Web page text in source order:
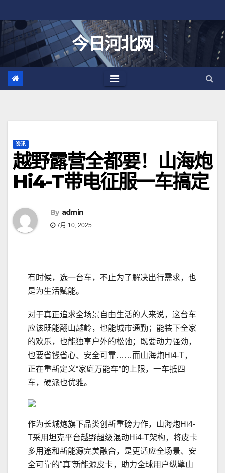
至
今日河北网
资讯
越野露营全都要！山海炮
Hi4-T带电征服一车搞定
By admin
7月 10, 2025
有时候，选一台车，不止为了解决出行需求，也
是为生活赋能。
对于真正追求全场景自由生活的人来说，这台车
应该既能翻山越岭，也能城市通勤；能装下全家
的欢乐，也能独享户外的松弛；既要动力强劲，
也要省钱省心、安全可靠……而山海炮Hi4-T，
正在重新定义“家庭万能车”的上限，一车抵四
车，硬派也优雅。
作为长城炮旗下品类创新重磅力作，山海炮Hi4-
T采用坦克平台越野超级混动Hi4-T架构，将皮卡
多用途和新能源完美融合，是更适应全场景、安
全可靠的“真”新能源皮卡，助力全球用户纵擎山